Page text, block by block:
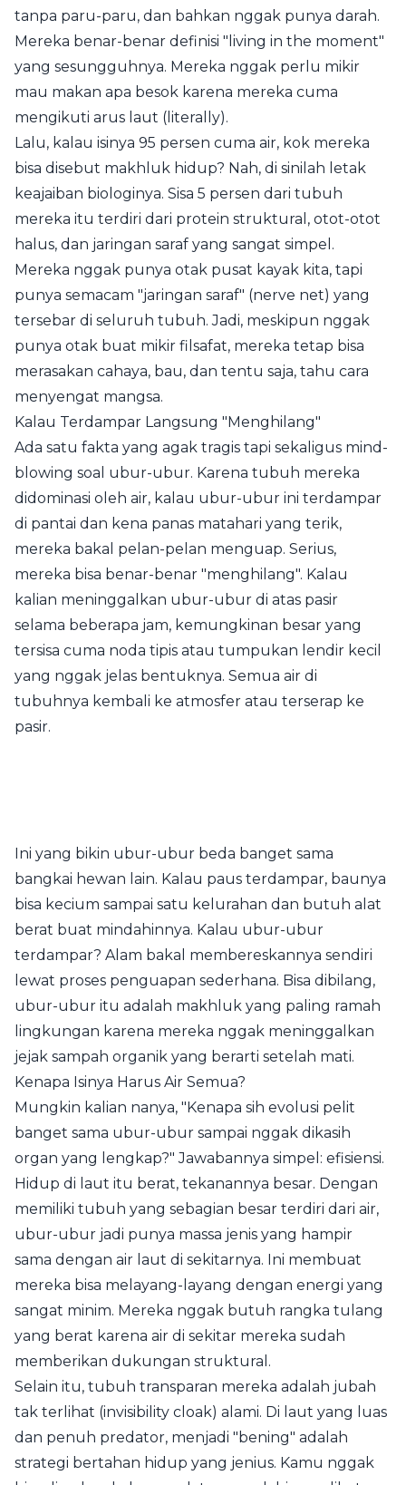
tanpa paru-paru, dan bahkan nggak punya darah.
Mereka benar-benar definisi "living in the moment"
yang sesungguhnya. Mereka nggak perlu mikir
mau makan apa besok karena mereka cuma
mengikuti arus laut (literally).
Lalu, kalau isinya 95 persen cuma air, kok mereka
bisa disebut makhluk hidup? Nah, di sinilah letak
keajaiban biologinya. Sisa 5 persen dari tubuh
mereka itu terdiri dari protein struktural, otot-otot
halus, dan jaringan saraf yang sangat simpel.
Mereka nggak punya otak pusat kayak kita, tapi
punya semacam "jaringan saraf" (nerve net) yang
tersebar di seluruh tubuh. Jadi, meskipun nggak
punya otak buat mikir filsafat, mereka tetap bisa
merasakan cahaya, bau, dan tentu saja, tahu cara
menyengat mangsa.
Kalau Terdampar Langsung "Menghilang"
Ada satu fakta yang agak tragis tapi sekaligus mind-
blowing soal ubur-ubur. Karena tubuh mereka
didominasi oleh air, kalau ubur-ubur ini terdampar
di pantai dan kena panas matahari yang terik,
mereka bakal pelan-pelan menguap. Serius,
mereka bisa benar-benar "menghilang". Kalau
kalian meninggalkan ubur-ubur di atas pasir
selama beberapa jam, kemungkinan besar yang
tersisa cuma noda tipis atau tumpukan lendir kecil
yang nggak jelas bentuknya. Semua air di
tubuhnya kembali ke atmosfer atau terserap ke
pasir.
Ini yang bikin ubur-ubur beda banget sama
bangkai hewan lain. Kalau paus terdampar, baunya
bisa kecium sampai satu kelurahan dan butuh alat
berat buat mindahinnya. Kalau ubur-ubur
terdampar? Alam bakal membereskannya sendiri
lewat proses penguapan sederhana. Bisa dibilang,
ubur-ubur itu adalah makhluk yang paling ramah
lingkungan karena mereka nggak meninggalkan
jejak sampah organik yang berarti setelah mati.
Kenapa Isinya Harus Air Semua?
Mungkin kalian nanya, "Kenapa sih evolusi pelit
banget sama ubur-ubur sampai nggak dikasih
organ yang lengkap?" Jawabannya simpel: efisiensi.
Hidup di laut itu berat, tekanannya besar. Dengan
memiliki tubuh yang sebagian besar terdiri dari air,
ubur-ubur jadi punya massa jenis yang hampir
sama dengan air laut di sekitarnya. Ini membuat
mereka bisa melayang-layang dengan energi yang
sangat minim. Mereka nggak butuh rangka tulang
yang berat karena air di sekitar mereka sudah
memberikan dukungan struktural.
Selain itu, tubuh transparan mereka adalah jubah
tak terlihat (invisibility cloak) alami. Di laut yang luas
dan penuh predator, menjadi "bening" adalah
strategi bertahan hidup yang jenius. Kamu nggak